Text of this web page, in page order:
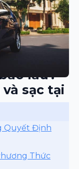
lâu?
sạc tại
Quyết Định
Thức